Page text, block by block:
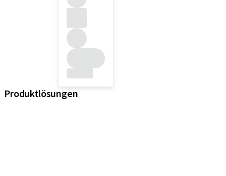
Produktlösungen